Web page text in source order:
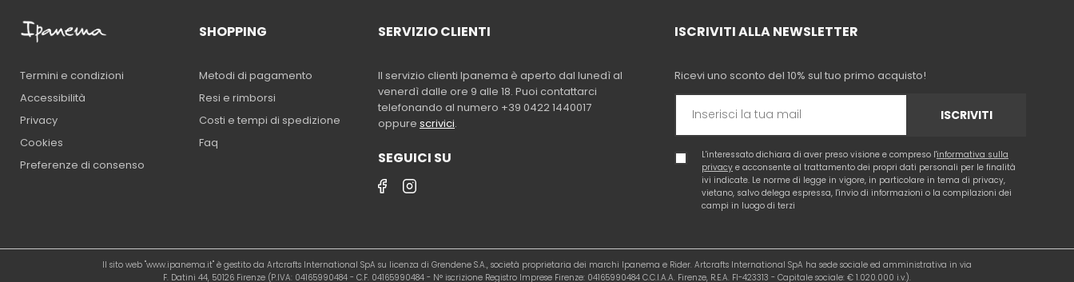
Termini e condizioni
Accessibilità
Privacy
Cookies
Preferenze di consenso
SHOPPING
Metodi di pagamento
Resi e rimborsi
Costi e tempi di spedizione
Faq
SERVIZIO CLIENTI
Il servizio clienti Ipanema è aperto dal lunedì al
venerdì dalle ore 9 alle 18. Puoi contattarci
telefonando al numero +39 0422 1440017
oppure scrivici.
SEGUICI SU
ISCRIVITI ALLA NEWSLETTER
Ricevi uno sconto del 10% sul tuo primo acquisto!
ISCRIVITI
L'interessato dichiara di aver preso visione e compreso l'informativa sulla
privacy e acconsente al trattamento dei propri dati personali per le finalità
ivi indicate. Le norme di legge in vigore, in particolare in tema di privacy,
vietano, salvo delega espressa, l'invio di informazioni o la compilazioni dei
campi in luogo di terzi
Il sito web "www.ipanema.it" è gestito da Artcrafts International SpA su licenza di Grendene S.A., società proprietaria dei marchi Ipanema e Rider. Artcrafts International SpA ha sede sociale ed amministrativa in via
F. Datini 44, 50126 Firenze (P.IVA: 04165990484 - C.F. 04165990484 - N° iscrizione Registro Imprese Firenze: 04165990484 C.C.I.A.A. Firenze, R.E.A. FI-423313 - Capitale sociale: € 1.020.000 i.v.).